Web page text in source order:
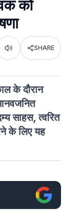
को
Listen SHARE
के दौरान
साहस, त्वरित
के लिए यह